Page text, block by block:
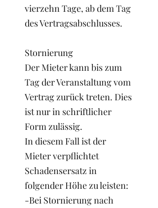
vierzehn Tage, ab dem Tag
des Vertragsabschlusses.
Stornierung
Der Mieter kann bis zum
Tag der Veranstaltung vom
Vertrag zurück treten. Dies
ist nur in schriftlicher
Form zulässig.
In diesem Fall ist der
Mieter verpflichtet
Schadensersatz in
folgender Höhe zu leisten:
-Bei Stornierung nach